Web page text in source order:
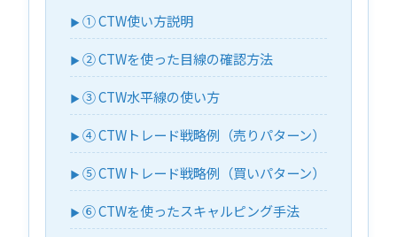
① CTW使い方説明
② CTWを使った目線の確認方法
③ CTW水平線の使い方
④ CTWトレード戦略例（売りパターン）
⑤ CTWトレード戦略例（買いパターン）
⑥ CTWを使ったスキャルピング手法